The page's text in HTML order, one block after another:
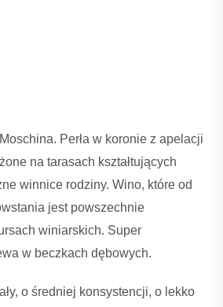
Perła w koronie z apelacji
na tarasach kształtujących
winnice rodziny. Wino, które od
jest powszechnie
winiarskich. Super
w beczkach dębowych.
o średniej konsystencji, o lekko